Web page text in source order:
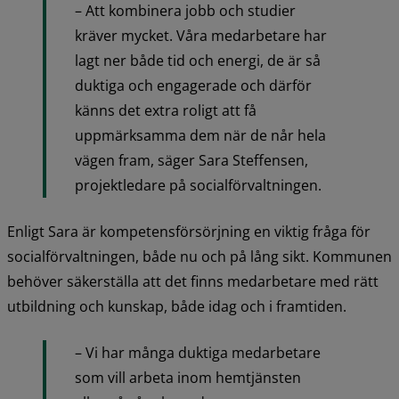
­­– Att kombinera jobb och studier
kräver mycket. Våra medarbetare har
lagt ner både tid och energi, de är så
duktiga och engagerade och därför
känns det extra roligt att få
uppmärksamma dem när de når hela
vägen fram, säger Sara Steffensen,
projektledare på socialförvaltningen.
Enligt Sara är kompetensförsörjning en viktig fråga för
socialförvaltningen, både nu och på lång sikt. Kommunen
behöver säkerställa att det finns medarbetare med rätt
utbildning och kunskap, både idag och i framtiden.
– Vi har många duktiga medarbetare
som vill arbeta inom hemtjänsten